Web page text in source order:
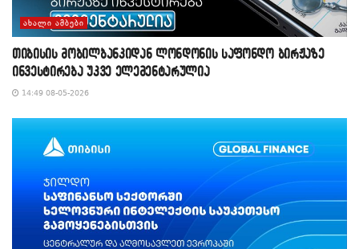
ᲐᲮᲐᲚᲘ ᲐᲛᲑᲔᲑᲘ
თიბისის მობილბანკიდან ლონდონის საფონდო ბირჟაზე
ინვესტირება უკვე ელემენტარულია
14:49 08-05-2026